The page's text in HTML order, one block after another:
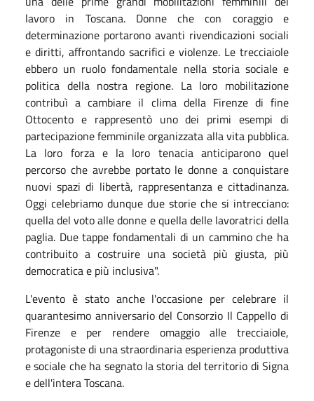
lavoro in Toscana. Donne che con coraggio e
determinazione portarono avanti rivendicazioni sociali
e diritti, affrontando sacrifici e violenze. Le trecciaiole
ebbero un ruolo fondamentale nella storia sociale e
politica della nostra regione. La loro mobilitazione
contribuì a cambiare il clima della Firenze di fine
Ottocento e rappresentò uno dei primi esempi di
partecipazione femminile organizzata alla vita pubblica.
La loro forza e la loro tenacia anticiparono quel
percorso che avrebbe portato le donne a conquistare
nuovi spazi di libertà, rappresentanza e cittadinanza.
Oggi celebriamo dunque due storie che si intrecciano:
quella del voto alle donne e quella delle lavoratrici della
paglia. Due tappe fondamentali di un cammino che ha
contribuito a costruire una società più giusta, più
democratica e più inclusiva".
L'evento è stato anche l'occasione per celebrare il
quarantesimo anniversario del Consorzio Il Cappello di
Firenze e per rendere omaggio alle trecciaiole,
protagoniste di una straordinaria esperienza produttiva
e sociale che ha segnato la storia del territorio di Signa
e dell'intera Toscana.